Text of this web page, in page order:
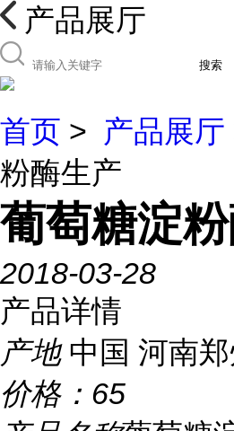
产品展厅
搜索
首页 > 产品展厅
粉酶生产
葡萄糖淀
2018-03-28
产品详情
产地 中国 河南郑
价格： 65